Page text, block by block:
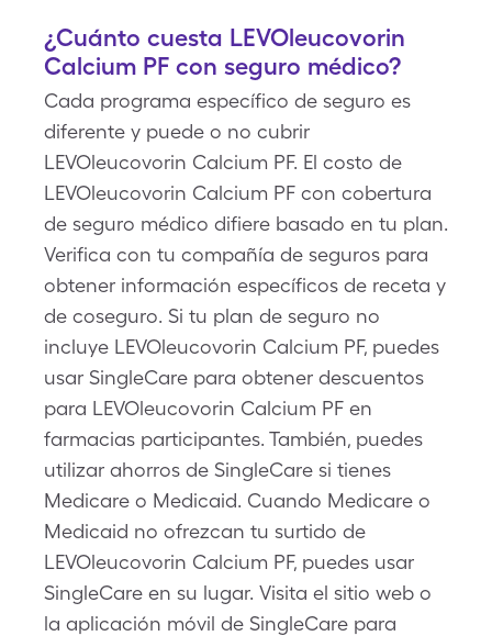
¿Cuánto cuesta LEVOleucovorin
Calcium PF con seguro médico?
Cada programa específico de seguro es
diferente y puede o no cubrir
LEVOleucovorin Calcium PF. El costo de
LEVOleucovorin Calcium PF con cobertura
de seguro médico difiere basado en tu plan.
Verifica con tu compañía de seguros para
obtener información específicos de receta y
de coseguro. Si tu plan de seguro no
incluye LEVOleucovorin Calcium PF, puedes
usar SingleCare para obtener descuentos
para LEVOleucovorin Calcium PF en
farmacias participantes. También, puedes
utilizar ahorros de SingleCare si tienes
Medicare o Medicaid. Cuando Medicare o
Medicaid no ofrezcan tu surtido de
LEVOleucovorin Calcium PF, puedes usar
SingleCare en su lugar. Visita el sitio web o
la aplicación móvil de SingleCare para